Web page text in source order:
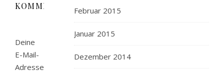
KOMMENTAR
Deine
E-Mail-
Adresse
Februar 2015
Januar 2015
Dezember 2014